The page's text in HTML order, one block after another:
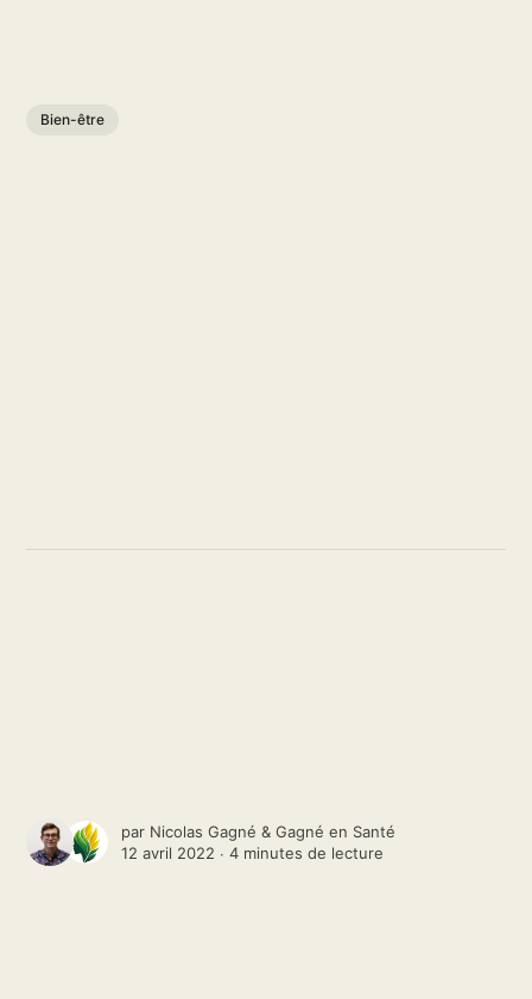
Bien-être
par Nicolas Gagné &Gagné en Santé
12 avril 2022 ∙4 minutes de lecture